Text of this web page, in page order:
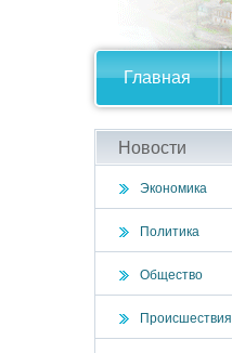
Главная
Новости
Экономика
Политика
Общество
Происшествия